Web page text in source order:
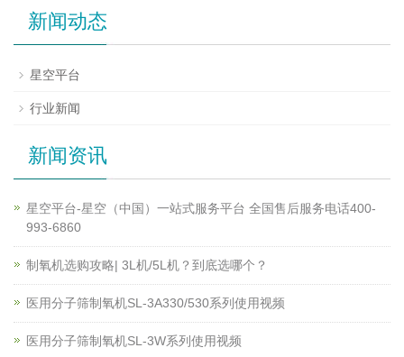
新闻动态
星空平台
行业新闻
新闻资讯
星空平台-星空（中国）一站式服务平台 全国售后服务电话400-
993-6860
制氧机选购攻略| 3L机/5L机？到底选哪个？
医用分子筛制氧机SL-3A330/530系列使用视频
医用分子筛制氧机SL-3W系列使用视频